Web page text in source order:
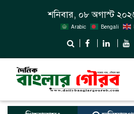
শনিবার, ০৮ অগাস্ট
Arabic Bengali